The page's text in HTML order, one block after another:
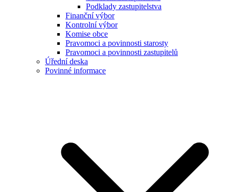
Podklady zastupitelstva
Finanční výbor
Kontrolní výbor
Komise obce
Pravomoci a povinnosti starosty
Pravomoci a povinnosti zastupitelů
Úřední deska
Povinné informace